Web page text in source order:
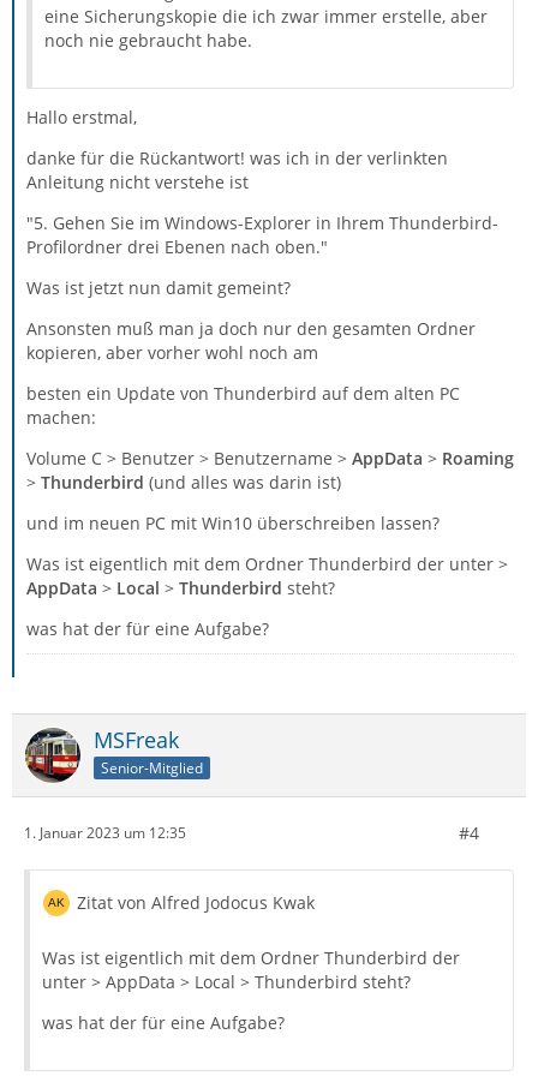
eine Sicherungskopie die ich zwar immer erstelle, aber
noch nie gebraucht habe.
Hallo erstmal,
danke für die Rückantwort! was ich in der verlinkten
Anleitung nicht verstehe ist
"5. Gehen Sie im Windows-Explorer in Ihrem Thunderbird-
Profilordner drei Ebenen nach oben."
Was ist jetzt nun damit gemeint?
Ansonsten muß man ja doch nur den gesamten Ordner
kopieren, aber vorher wohl noch am
besten ein Update von Thunderbird auf dem alten PC
machen:
Volume C > Benutzer > Benutzername > AppData > Roaming
> Thunderbird (und alles was darin ist)
und im neuen PC mit Win10 überschreiben lassen?
Was ist eigentlich mit dem Ordner Thunderbird der unter >
AppData > Local > Thunderbird steht?
was hat der für eine Aufgabe?
MSFreak
Senior-Mitglied
1. Januar 2023 um 12:35 #4
Zitat von Alfred Jodocus Kwak
Was ist eigentlich mit dem Ordner Thunderbird der
unter > AppData > Local > Thunderbird steht?
was hat der für eine Aufgabe?